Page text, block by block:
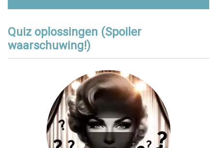
Quiz oplossingen (Spoiler
waarschuwing!)